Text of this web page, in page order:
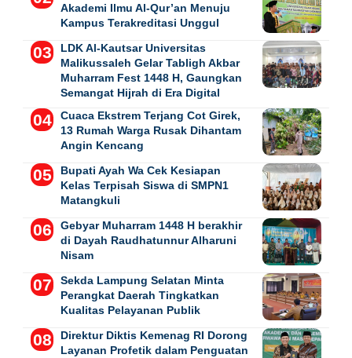
Akademi Ilmu Al-Qur’an Menuju
Kampus Terakreditasi Unggul
LDK Al-Kautsar Universitas
Malikussaleh Gelar Tabligh Akbar
Muharram Fest 1448 H, Gaungkan
Semangat Hijrah di Era Digital
Cuaca Ekstrem Terjang Cot Girek,
13 Rumah Warga Rusak Dihantam
Angin Kencang
Bupati Ayah Wa Cek Kesiapan
Kelas Terpisah Siswa di SMPN1
Matangkuli
Gebyar Muharram 1448 H berakhir
di Dayah Raudhatunnur Alharuni
Nisam
Sekda Lampung Selatan Minta
Perangkat Daerah Tingkatkan
Kualitas Pelayanan Publik
Direktur Diktis Kemenag RI Dorong
Layanan Profetik dalam Penguatan